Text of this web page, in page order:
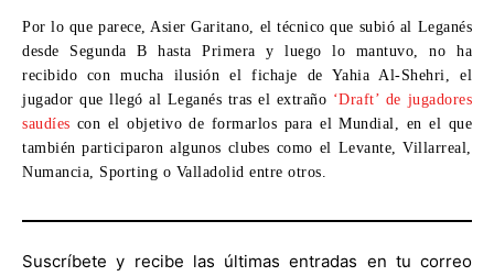
Por lo que parece, Asier Garitano, el técnico que subió al Leganés
desde Segunda B hasta Primera y luego lo mantuvo, no ha
recibido con mucha ilusión el fichaje de Yahia Al-Shehri, el
jugador que llegó al Leganés tras el extraño ‘Draft’ de jugadores
saudíes con el objetivo de formarlos para el Mundial, en el que
también participaron algunos clubes como el Levante, Villarreal,
Numancia, Sporting o Valladolid entre otros.
Suscríbete y recibe las últimas entradas en tu correo